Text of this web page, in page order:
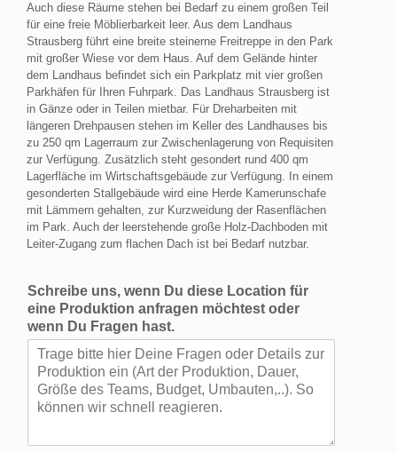
Auch diese Räume stehen bei Bedarf zu einem großen Teil
für eine freie Möblierbarkeit leer. Aus dem Landhaus
Strausberg führt eine breite steinerne Freitreppe in den Park
mit großer Wiese vor dem Haus. Auf dem Gelände hinter
dem Landhaus befindet sich ein Parkplatz mit vier großen
Parkhäfen für Ihren Fuhrpark. Das Landhaus Strausberg ist
in Gänze oder in Teilen mietbar. Für Dreharbeiten mit
längeren Drehpausen stehen im Keller des Landhauses bis
zu 250 qm Lagerraum zur Zwischenlagerung von Requisiten
zur Verfügung. Zusätzlich steht gesondert rund 400 qm
Lagerfläche im Wirtschaftsgebäude zur Verfügung. In einem
gesonderten Stallgebäude wird eine Herde Kamerunschafe
mit Lämmern gehalten, zur Kurzweidung der Rasenflächen
im Park. Auch der leerstehende große Holz-Dachboden mit
Leiter-Zugang zum flachen Dach ist bei Bedarf nutzbar.
Schreibe uns, wenn Du diese Location für
eine Produktion anfragen möchtest oder
wenn Du Fragen hast.